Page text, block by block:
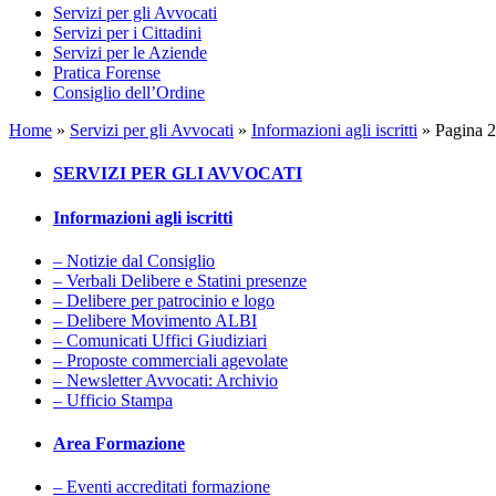
Servizi per gli Avvocati
Servizi per i Cittadini
Servizi per le Aziende
Pratica Forense
Consiglio dell’Ordine
Home » Servizi per gli Avvocati » Informazioni agli iscritti » Pagina
SERVIZI PER GLI AVVOCATI
Informazioni agli iscritti
– Notizie dal Consiglio
– Verbali Delibere e Statini presenze
– Delibere per patrocinio e logo
– Delibere Movimento ALBI
– Comunicati Uffici Giudiziari
– Proposte commerciali agevolate
– Newsletter Avvocati: Archivio
– Ufficio Stampa
Area Formazione
– Eventi accreditati formazione